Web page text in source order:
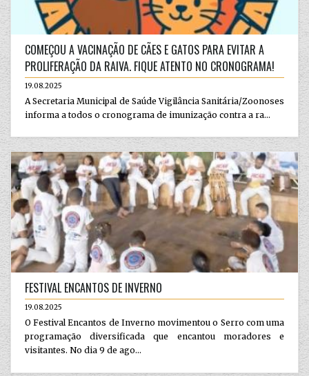
COMEÇOU A VACINAÇÃO DE CÃES E GATOS PARA EVITAR A
PROLIFERAÇÃO DA RAIVA. FIQUE ATENTO NO CRONOGRAMA!
19.08.2025
A Secretaria Municipal de Saúde Vigilância Sanitária/Zoonoses
informa a todos o cronograma de imunização contra a ra...
FESTIVAL ENCANTOS DE INVERNO
19.08.2025
O Festival Encantos de Inverno movimentou o Serro com uma
programação diversificada que encantou moradores e
visitantes. No dia 9 de ago...